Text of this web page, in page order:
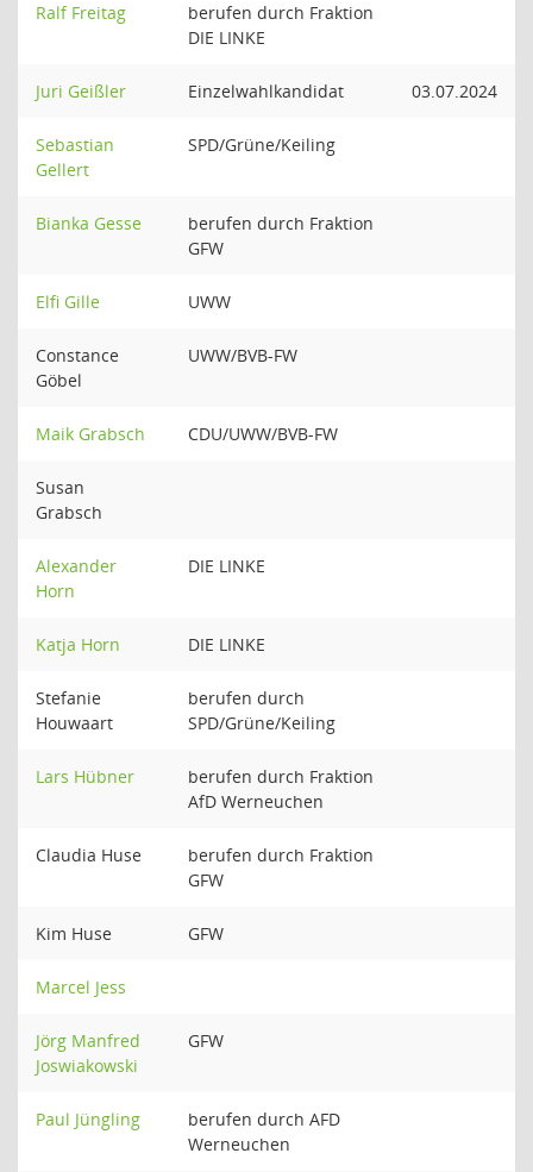
Ralf Freitag
berufen durch Fraktion
DIE LINKE
Juri Geißler Einzelwahlkandidat 03.07.2024
Sebastian
Gellert
SPD/Grüne/Keiling
Bianka Gesse
berufen durch Fraktion
GFW
Elfi Gille UWW
Constance
Göbel
UWW/BVB-FW
Maik Grabsch CDU/UWW/BVB-FW
Susan
Grabsch
Alexander
Horn
DIE LINKE
Katja Horn DIE LINKE
Stefanie
Houwaart
berufen durch
SPD/Grüne/Keiling
Lars Hübner
berufen durch Fraktion
AfD Werneuchen
Claudia Huse
berufen durch Fraktion
GFW
Kim Huse GFW
Marcel Jess
Jörg Manfred
Joswiakowski
GFW
Paul Jüngling
berufen durch AFD
Werneuchen